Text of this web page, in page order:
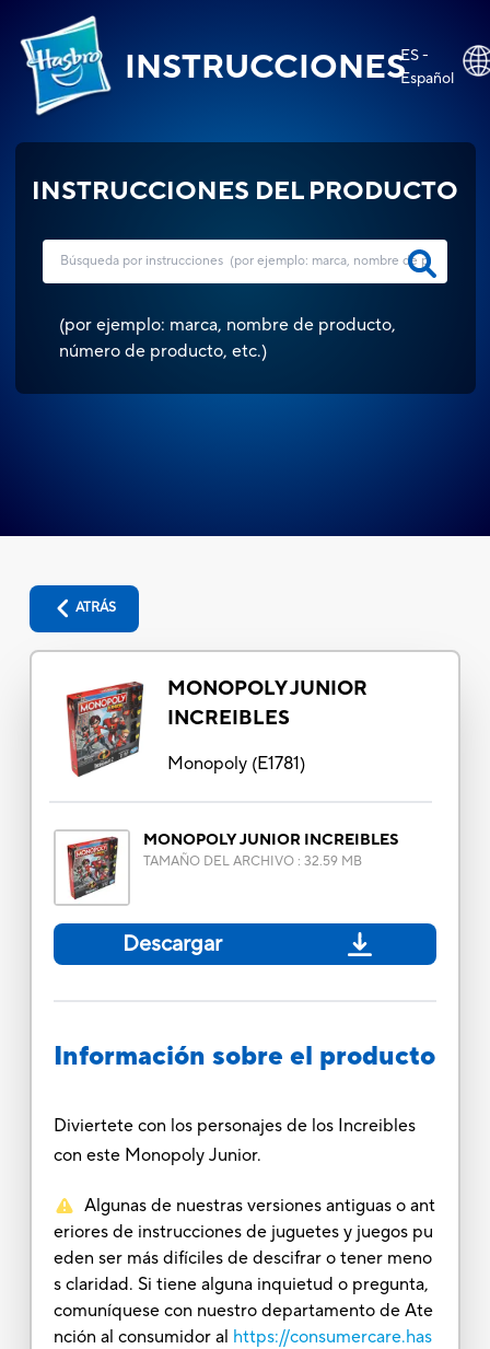
INSTRUCCIONESES -
Español
INSTRUCCIONES DEL PRODUCTO
(por ejemplo: marca, nombre de producto,
número de producto, etc.)
ATRÁS
MONOPOLY JUNIOR
INCREIBLES
Monopoly(E1781)
MONOPOLY JUNIOR INCREIBLES
TAMAÑO DEL ARCHIVO: 32.59 MB
Descargar
Información sobre el producto
Diviertete con los personajes de los Increibles
con este Monopoly Junior.
Algunas de nuestras versiones antiguas o ant
eriores de instrucciones de juguetes y juegos pu
eden ser más difíciles de descifrar o tener meno
s claridad. Si tiene alguna inquietud o pregunta,
comuníquese con nuestro departamento de Ate
nción al consumidor al https://consumercare.has